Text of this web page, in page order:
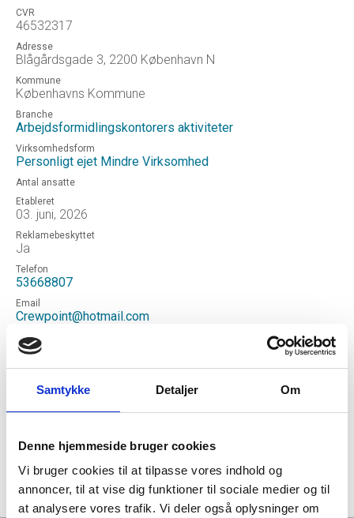
Samtykke Detaljer Om
Denne hjemmeside bruger cookies
Vi bruger cookies til at tilpasse vores indhold og
annoncer, til at vise dig funktioner til sociale medier og til
at analysere vores trafik. Vi deler også oplysninger om
CVR
46532317
Adresse
Blågårdsgade 3, 2200 København N
Kommune
Københavns Kommune
Branche
Arbejdsformidlingskontorers aktiviteter
Virksomhedsform
Personligt ejet Mindre Virksomhed
Antal ansatte
Etableret
03. juni, 2026
Reklamebeskyttet
Ja
Telefon
53668807
Email
Crewpoint@hotmail.com
Hjemmeside
Crewpoint
Status
Aktiv
Uoplyst
Formål
Uoplyst
Tegningsregel
Uoplyst